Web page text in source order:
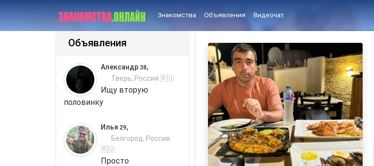
Знакомства Объявления Видеочат
Объявления
Александр 38,
Тверь, Россия 🇷🇺
Ищу вторую
половинку
Илья 29,
Белгород, Россия
🇷🇺
Просто